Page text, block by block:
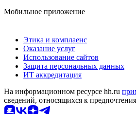
Мобильное приложение
Этика и комплаенс
Оказание услуг
Использование сайтов
Защита персональных данных
ИТ аккредитация
На информационном ресурсе hh.ru
сведений, относящихся к